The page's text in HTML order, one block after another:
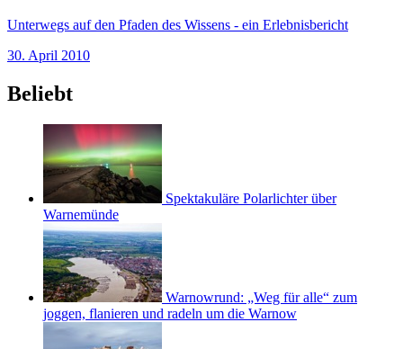
Unterwegs auf den Pfaden des Wissens - ein Erlebnisbericht
30. April 2010
Beliebt
Spektakuläre Polarlichter über
Warnemünde
Warnowrund: „Weg für alle“ zum
joggen, flanieren und radeln um die Warnow